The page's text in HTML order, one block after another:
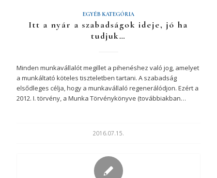
EGYÉB KATEGÓRIA
Itt a nyár a szabadságok ideje, jó ha
tudjuk…
Minden munkavállalót megillet a pihenéshez való jog, amelyet
a munkáltató köteles tiszteletben tartani. A szabadság
elsődleges célja, hogy a munkavállaló regenerálódjon. Ezért a
2012. I. törvény, a Munka Törvénykönyve (továbbiakban…
2016.07.15.